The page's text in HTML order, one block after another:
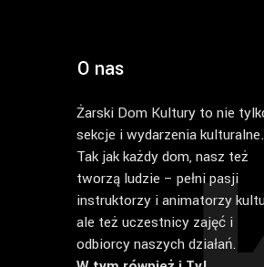
O nas
Żarski Dom Kultury to nie
sekcje i wydarzenia kulturalne.
Tak jak każdy dom, nasz też
tworzą ludzie – pełni pasji
instruktorzy i animatorzy
ale też uczestnicy zajęć i
odbiorcy naszych działań.